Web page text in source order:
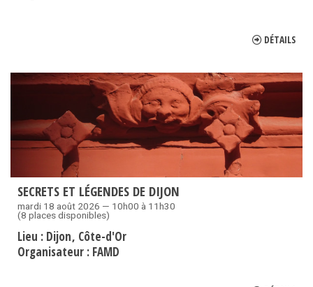
DÉTAILS
SECRETS ET LÉGENDES DE DIJON
mardi 18 août 2026 — 10h00 à 11h30
(8 places disponibles)
Lieu : Dijon Côte-d'Or
Organisateur : FAMD